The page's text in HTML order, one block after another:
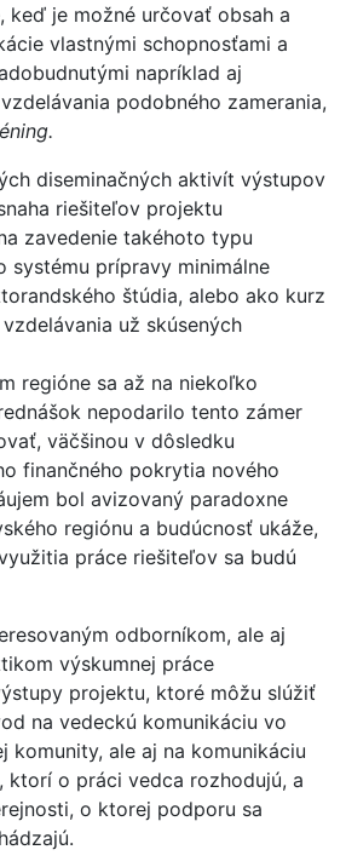
keď je možné určovať obsah a
vlastnými schopnosťami a
napríklad aj
podobného zamerania,
diseminačných aktivít výstupov
riešiteľov projektu
zavedenie takéhoto typu
systému prípravy minimálne
štúdia, alebo ako kurz
už skúsených
regióne sa až na niekoľko
nepodarilo tento zámer
väčšinou v dôsledku
finančného pokrytia nového
bol avizovaný paradoxne
regiónu a budúcnosť ukáže,
práce riešiteľov sa budú
odborníkom, ale aj
výskumnej práce
projektu, ktoré môžu slúžiť
na vedeckú komunikáciu vo
komunity, ale aj na komunikáciu
ktorí o práci vedca rozhodujú, a
o ktorej podporu sa